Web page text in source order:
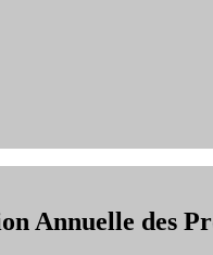
Annuelle des